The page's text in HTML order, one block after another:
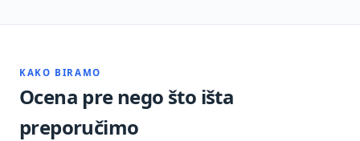
KAKO BIRAMO
Ocena pre nego što išta
preporučimo